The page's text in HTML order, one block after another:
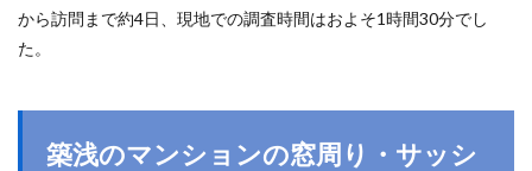
から訪問まで約4日、現地での調査時間はおよそ1時間30分でし
た。
築浅のマンションの窓周り・サッシ